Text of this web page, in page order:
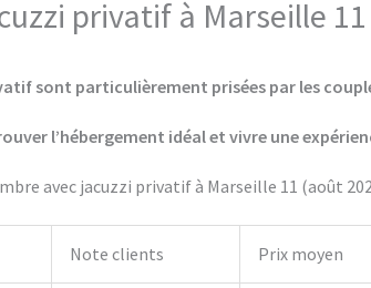
privatif à Marseille
sont particulièrement prisées par les
l’hébergement idéal et vivre une
avec jacuzzi privatif à Marseille 11 (août
Note clients Prix moyen